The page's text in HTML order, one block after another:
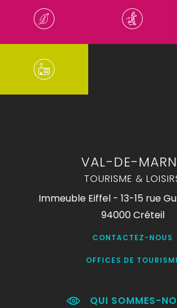
VAL-DE-
TOURISME &
Immeuble Eiffel - 13-15 rue
94000 Créteil
CONTACTEZ-NOUS
OFFICES DE
QUI SOMMES-